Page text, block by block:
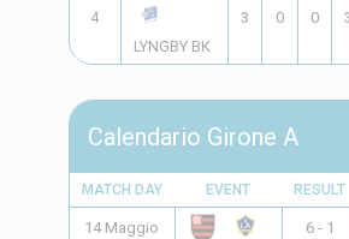
4
LYNGBY BK
3 0 0
Calendario Girone A
MATCH DAY EVENT RESULT
14 Maggio
6 - 1